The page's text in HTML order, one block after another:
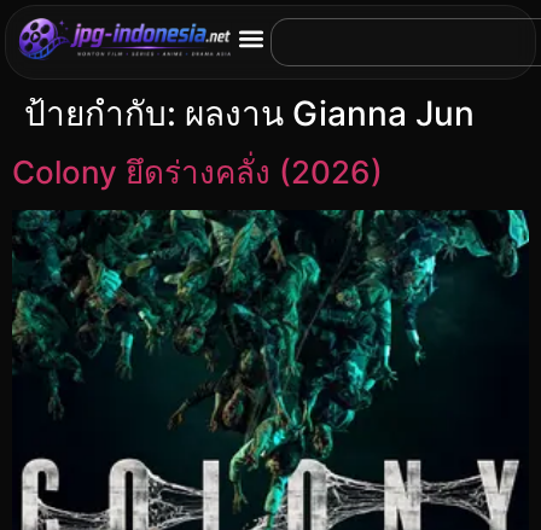
ป้ายกำกับ: ผลงาน Gianna Jun
Colony ยึดร่างคลั่ง (2026)